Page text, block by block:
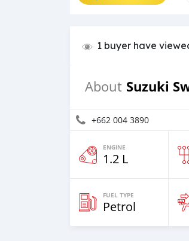
1 buyer have
About Suzuki
+662 004 3890
ENGINE
1.2 L
FUEL TYPE
Petrol